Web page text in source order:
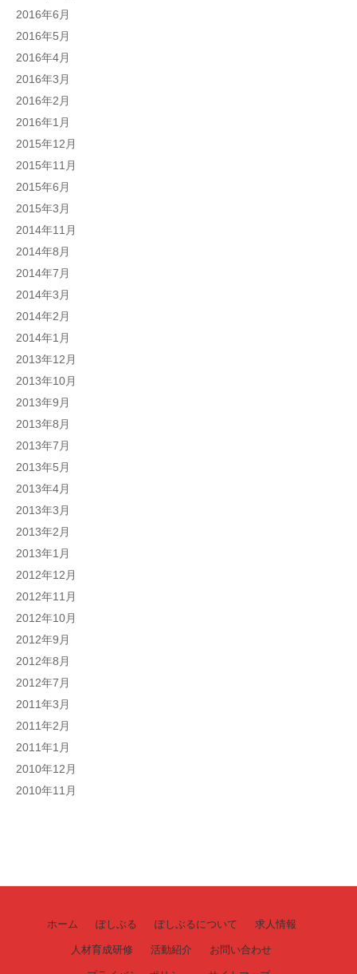
2016年6月
2016年5月
2016年4月
2016年3月
2016年2月
2016年1月
2015年12月
2015年11月
2015年6月
2015年3月
2014年11月
2014年8月
2014年7月
2014年3月
2014年2月
2014年1月
2013年12月
2013年10月
2013年9月
2013年8月
2013年7月
2013年5月
2013年4月
2013年3月
2013年2月
2013年1月
2012年12月
2012年11月
2012年10月
2012年9月
2012年8月
2012年7月
2011年3月
2011年2月
2011年1月
2010年12月
2010年11月
ホーム ぽしぶる ぽしぶるについて 求人情報
人材育成研修 活動紹介 お問い合わせ